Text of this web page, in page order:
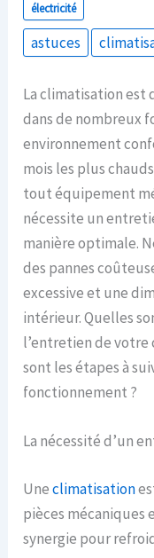
électricité
astuces
La climatisation est
dans de nombreux
environnement
mois les plus
tout équipement
nécessite un
manière optimale.
des pannes
excessive et une
intérieur. Quelles
l’entretien de votre
sont les étapes à
fonctionnement ?
La nécessité d’un
Uneclimatisation
pièces
synergie pour